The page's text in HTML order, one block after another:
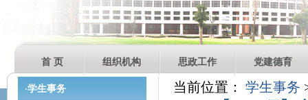
首 页 组织机构 思政工作 党建德育
·学生事务 当前位置：学生事务